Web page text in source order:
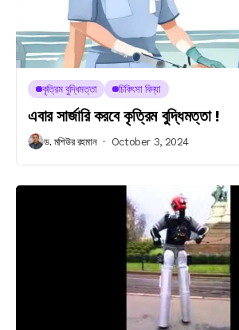
কৃত্রিম বুদ্ধিমত্তা চিকিৎসা বিদ্যা
এবার সার্জারি করবে কৃত্রিম বুদ্ধিমত্তা !
ড. মশিউর রহমান October 3, 2024